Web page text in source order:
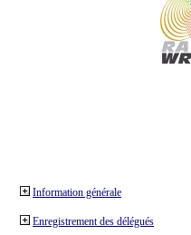
Information générale
Enregistrement des délégués